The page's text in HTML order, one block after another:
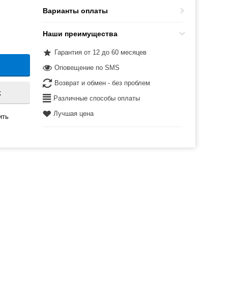
Варианты оплаты
Наши преимущества
Гарантия от 12 до 60 месяцев
Оповещение по SMS
Возврат и обмен - без проблем
Различные способы оплаты
Лучшая цена